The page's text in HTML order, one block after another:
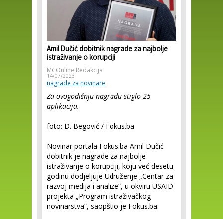
Amil Dučić dobitnik nagrade za najbolje
istraživanje o korupciji
MCOnline Redakcija
14/07/2023
nagrade za novinare
Za ovogodišnju nagradu stiglo 25
aplikacija.
foto: D. Begović / Fokus.ba
Novinar portala Fokus.ba Amil Dučić
dobitnik je nagrade za najbolje
istraživanje o korupciji, koju već desetu
godinu dodjeljuje Udruženje „Centar za
razvoj medija i analize“, u okviru USAID
projekta „Program istraživačkog
novinarstva“, saopštio je Fokus.ba.